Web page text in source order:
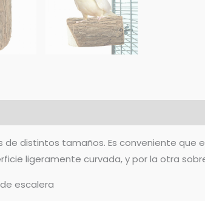
distintos tamaños. Es conveniente
ligeramente curvada, y por la otra
escalera